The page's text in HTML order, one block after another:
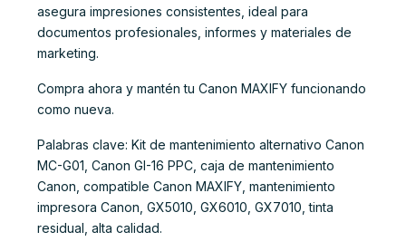
asegura impresiones consistentes, ideal para
documentos profesionales, informes y materiales de
marketing.
Compra ahora y mantén tu Canon MAXIFY funcionando
como nueva.
Palabras clave: Kit de mantenimiento alternativo Canon
MC-G01, Canon GI-16 PPC, caja de mantenimiento
Canon, compatible Canon MAXIFY, mantenimiento
impresora Canon, GX5010, GX6010, GX7010, tinta
residual, alta calidad.